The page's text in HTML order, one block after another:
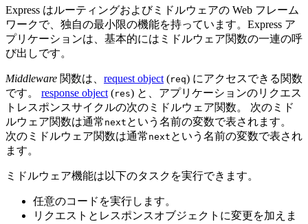
Express はルーティングおよびミドルウェアの Web フレーム
ワークで、独自の最小限の機能を持っています。Express ア
プリケーションは、基本的にはミドルウェア関数の一連の呼
び出しです。
Middleware 関数は、 request object (req) にアクセスできる関数
です。 response object (res) と、アプリケーションのリクエス
トレスポンスサイクルの次のミドルウェア関数。 次のミド
ルウェア関数は通常 next という名前の変数で表されます。
次のミドルウェア関数は通常 next という名前の変数で表され
ます。
ミドルウェア機能は以下のタスクを実行できます。
任意のコードを実行します。
リクエストとレスポンスオブジェクトに変更を加えま